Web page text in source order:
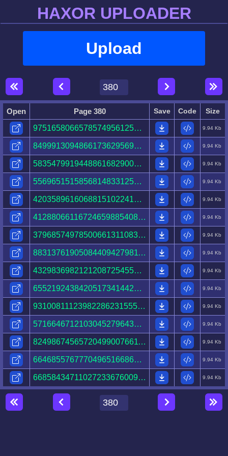
HAXOR UPLOADER
Upload
Open Page 380 Save Code Size
97516580665785749561254304743833732949967931019746.html 9.94 Kb
84999130948661736295698364135366992013412461692817.html 9.94 Kb
58354799194488616829009497802984168871293873743971.html 9.94 Kb
55696515158568148331250750491431795820924102355226.html 9.94 Kb
42035896160688151022417963678506401386133390158458.html 9.94 Kb
41288066116724659885408615017390569241923255434581.html 9.94 Kb
37968574978500661311083388139398424886390895803848.html 9.94 Kb
88313761905084409427981127089430813122857417645972.html 9.94 Kb
43298369821212087254555141638399742711191523087490.html 9.94 Kb
65521924384205173414429822844314458173165441754650.html 9.94 Kb
93100811123982286231555576719689122460412729590689.html 9.94 Kb
57166467121030452796439877054035775169023052032255.html 9.94 Kb
82498674565720499007661130008432673923983648635429.html 9.94 Kb
66468557677704965166869175667276201032672384575742.html 9.94 Kb
66858434711027233676009831804972316087743767517917.html 9.94 Kb